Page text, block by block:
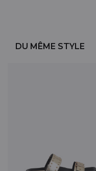
DU MÊME STYLE